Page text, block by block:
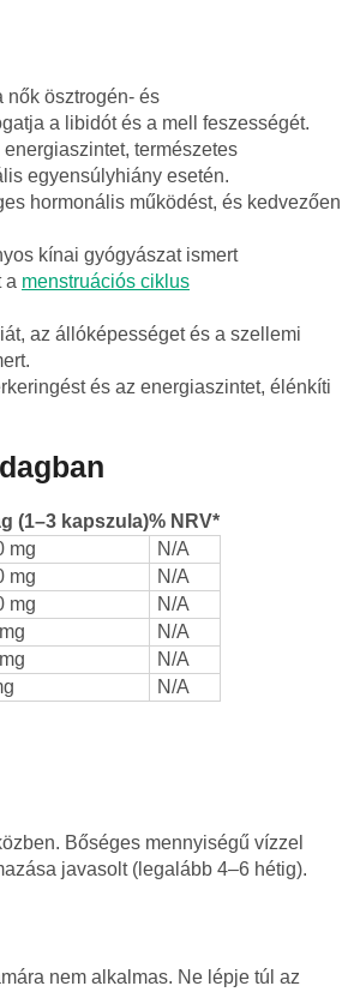
nők ösztrogén- és
a libidót és a mell feszességét.
természetes
egyensúlyhiány esetén.
hormonális működést, és kedvezően
kínai gyógyászat ismert
a menstruációs ciklus
az állóképességet és a szellemi
és az energiaszintet, élénkíti
(1–3 kapszula)% NRV*
mg
N/A
mg
N/A
mg
N/A
N/A
N/A
N/A
Bőséges mennyiségű vízzel
javasolt (legalább 4–6 hétig).
nem alkalmas. Ne lépje túl az